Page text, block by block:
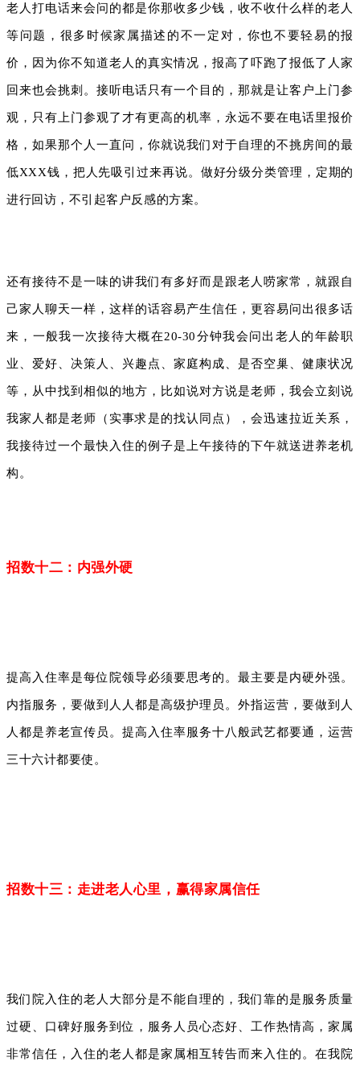
老人打电话来会问的都是你那收多少钱，收不收什么样的老人
等问题，很多时候家属描述的不一定对，你也不要轻易的报
价，因为你不知道老人的真实情况，报高了吓跑了报低了人家
回来也会挑刺。接听电话只有一个目的，那就是让客户上门参
观，只有上门参观了才有更高的机率，永远不要在电话里报价
格，如果那个人一直问，你就说我们对于自理的不挑房间的最
低XXX钱，把人先吸引过来再说。做好分级分类管理，定期的
进行回访，不引起客户反感的方案。
还有接待不是一味的讲我们有多好而是跟老人唠家常，就跟自
己家人聊天一样，这样的话容易产生信任，更容易问出很多话
来，一般我一次接待大概在20-30分钟我会问出老人的年龄职
业、爱好、决策人、兴趣点、家庭构成、是否空巢、健康状况
等，从中找到相似的地方，比如说对方说是老师，我会立刻说
我家人都是老师（实事求是的找认同点），会迅速拉近关系，
我接待过一个最快入住的例子是上午接待的下午就送进养老机
构。
招数十二：内强外硬
提高入住率是每位院领导必须要思考的。最主要是内硬外强。
内指服务，要做到人人都是高级护理员。外指运营，要做到人
人都是养老宣传员。提高入住率服务十八般武艺都要通，运营
三十六计都要使。
招数十三：走进老人心里，赢得家属信任
我们院入住的老人大部分是不能自理的，我们靠的是服务质量
过硬、口碑好服务到位，服务人员心态好、工作热情高，家属
非常信任，入住的老人都是家属相互转告而来入住的。在我院